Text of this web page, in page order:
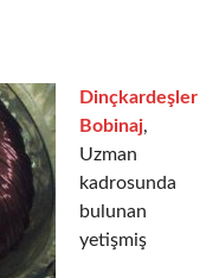
Dinçkardeşler
Bobinaj,
Uzman
kadrosunda
bulunan
yetişmiş